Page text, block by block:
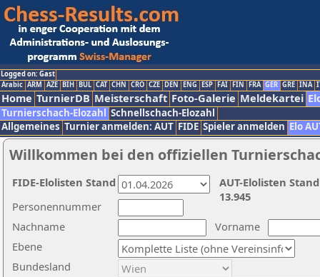
Logged on: Gast
Arabic ARM AZE BIH BUL CAT CHN CRO CZE DEN ENG ESP FAI FIN FRA GER GRE INA
Home TurnierDB Meisterschaft Foto-Galerie Meldekartei
Turnierschach-Elozahl Schnellschach-Elozahl
Allgemeines Turnier anmelden: AUT FIDE Spieler anmelden Elo
Willkommen bei den offiziellen
Nachname
Vorname
Ebene
Personennummer
Bundesland
AUT-Elolisten
13.945
FIDE-Elolisten Stand